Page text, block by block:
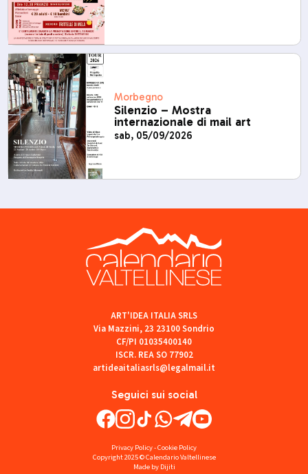
Morbegno
Silenzio – Mostra
internazionale di mail art
sab, 05/09/2026
Seguici sui social
ART'IDEA ITALIA SRLS
Via Mazzini, 23 23100 Sondrio
CF/PI 01035400140
ISCR. REA SO 77902
artideaitaliasrls@legalmail.it
Privacy Policy-Cookie Policy
Copyright 2025 © Calendario Valtellinese
Made by Dijiti